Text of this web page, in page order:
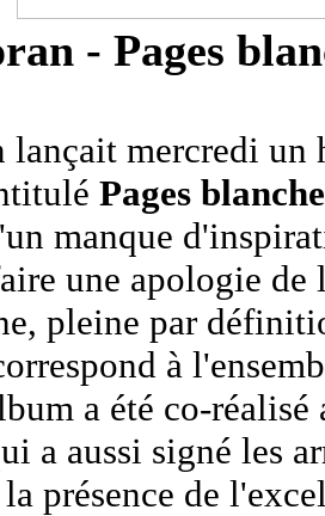
- Pages
lançait mercredi un
Pages
manque
une apologie de
pleine par
à
a été co-réalisé
a aussi signé les
présence de